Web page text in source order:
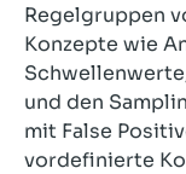
Regelgruppen
Konzepte wie
und den
mit False
vordefinierte